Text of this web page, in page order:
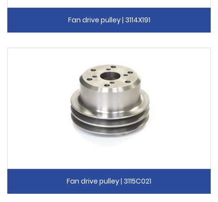
Fan drive pulley | 3114X191
Fan drive pulley | 3115C021